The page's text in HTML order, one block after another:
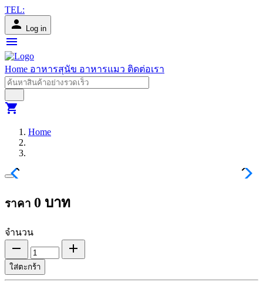
TEL:
person Log in
menu
Home อาหารสุนัข อาหารแมว ติดต่อเรา
shopping_cart
Home
chevron_left chevron_right
keyboard_arrow_up keyboard_arrow_down
ราคา 0 บาท
จำนวน
remove add
ใส่ตะกร้า